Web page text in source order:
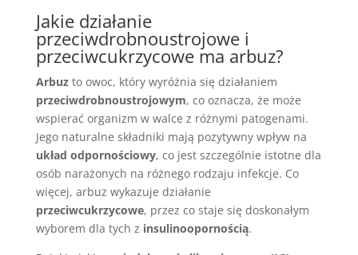
Jakie działanie
przeciwdrobnoustrojowe i
przeciwcukrzycowe ma arbuz?
Arbuzto owoc, który wyróżnia się działaniem
przeciwdrobnoustrojowym, co oznacza, że może
wspierać organizm w walce z różnymi patogenami.
Jego naturalne składniki mają pozytywny wpływ na
układ odpornościowy, co jest szczególnie istotne dla
osób narażonych na różnego rodzaju infekcje. Co
więcej, arbuz wykazuje działanie
przeciwcukrzycowe, przez co staje się doskonałym
wyborem dla tych z insulinoopornością.